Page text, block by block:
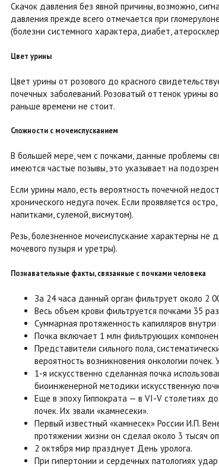
Скачок давления без явной причины, возможно,
давления прежде всего отмечается при
(болезни системного характера, диабет,
Цвет урины
Цвет урины от розового до красного
почечных заболеваний. Розоватый оттенок урины
раньше времени не стоит.
Сложности с мочеиспусканием
В большей мере, чем с почками, данные проблемы
имеются частые позывы, это указывает на
Если урины мало, есть вероятность почечной
хронического недуга почек. Если проявляется
напитками, сулемой, висмутом).
Резь, болезненное мочеиспускание характерны не
мочевого пузыря и уретры).
Познавательные факты, связанные с почками человека
За 24 часа данный орган фильтрует около 2
Весь объем крови фильтруется почками 35
Суммарная протяженность капилляров внутри
Почка включает 1 млн фильтрующих
Представители сильного пола,
вероятность возникновения онкологии
1-я искусственно сделанная почка
биоинженерной методики искусственную
Еще в эпоху Гиппократа — в VI-V столетиях
почек. Их звали «камнесеки».
Первый известный «камнесек» России И.П.
протяжении жизни он сделал около 3 тысяч
2 октября мир празднует День уролога.
При гипертонии и сердечных патологиях